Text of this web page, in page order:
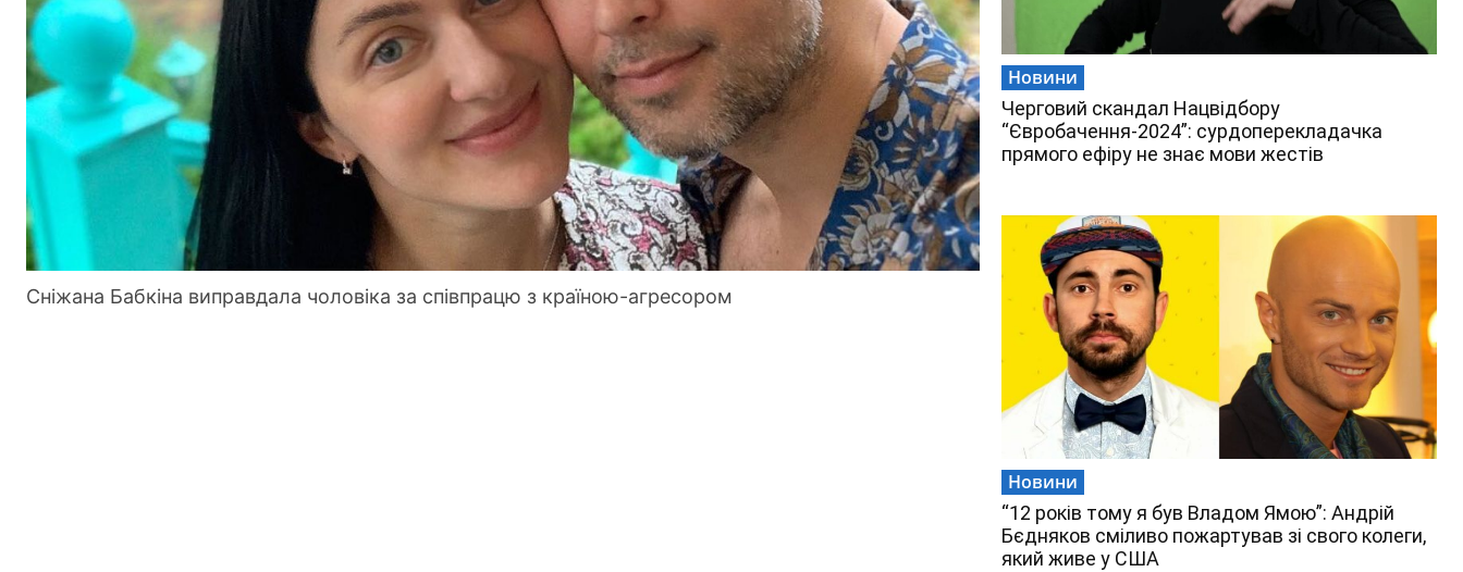
Сніжана Бабкіна виправдала чоловіка за співпрацю з країною-агресором
Новини
Черговий скандал Нацвідбору
“Євробачення-2024”: сурдоперекладачка
прямого ефіру не знає мови жестів
Новини
“12 років тому я був Владом Ямою”: Андрій
Бєдняков сміливо пожартував зі свого колеги,
який живе у США